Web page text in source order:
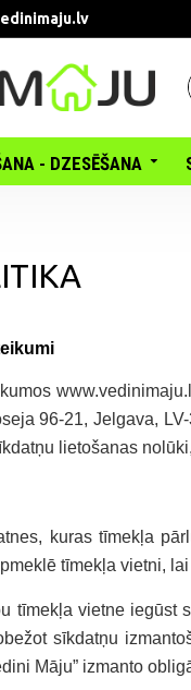
- DZESĒŠANA
96-21, Jelgava,
lietošanas
kuras tīmekļa
tīmekļa vietni,
tīmekļa vietne iegūst
sīkdatņu
Māju” izmanto